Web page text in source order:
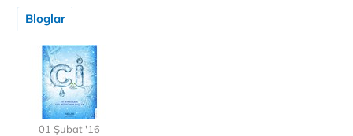
Bloglar
01 Şubat '16